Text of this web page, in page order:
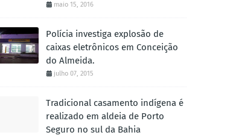
maio 15, 2016
Polícia investiga explosão de
caixas eletrônicos em Conceição
do Almeida.
julho 07, 2015
Tradicional casamento indígena é
realizado em aldeia de Porto
Seguro no sul da Bahia